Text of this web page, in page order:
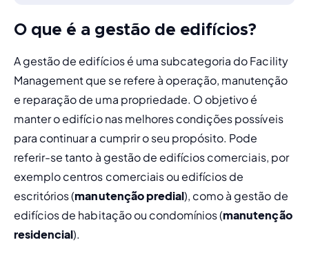
O que é a gestão de edifícios?
A gestão de edifícios é uma subcategoria do Facility
Management que se refere à operação, manutenção
e reparação de uma propriedade. O objetivo é
manter o edifício nas melhores condições possíveis
para continuar a cumprir o seu propósito. Pode
referir-se tanto à gestão de edifícios comerciais, por
exemplo centros comerciais ou edifícios de
escritórios (manutenção predial), como à gestão de
edifícios de habitação ou condomínios (manutenção
residencial).